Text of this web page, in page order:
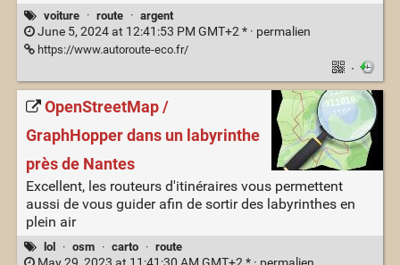
voiture · route · argent
June 5, 2024 at 12:41:53 PM GMT+2 * · permalien
https://www.autoroute-eco.fr/
·
OpenStreetMap /
GraphHopper dans un labyrinthe
près de Nantes
Excellent, les routeurs d'itinéraires vous permettent
aussi de vous guider afin de sortir des labyrinthes en
plein air
lol · osm · carto · route